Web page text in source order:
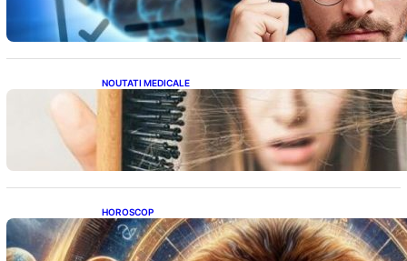
NOUTATI MEDICALE
Semnele unei deficiențe de proteine:
Impactul asupra sănătății tale
HOROSCOP
Portalul Leului 8/8: Oportunități de
Abundență pentru Cinci Zodii în 2026